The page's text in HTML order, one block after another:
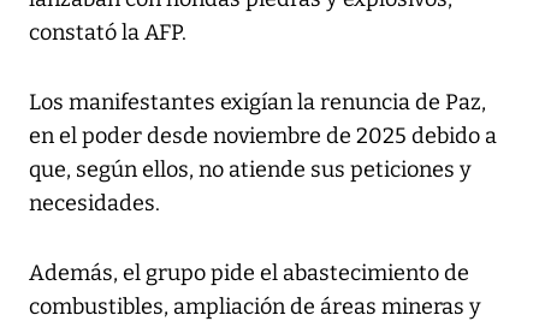
constató la AFP.
Los manifestantes exigían la renuncia de Paz,
en el poder desde noviembre de 2025 debido a
que, según ellos, no atiende sus peticiones y
necesidades.
Además, el grupo pide el abastecimiento de
combustibles, ampliación de áreas mineras y